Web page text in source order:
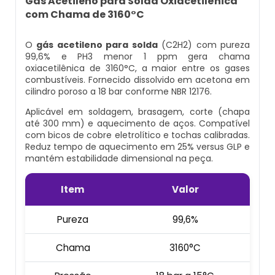
Equipamento Autônomo
Equipamento Autônomo De Proteção
Respiratória
Máscara Autônoma Com Cilindro De
Oxigenio
Equipamento De Respiração Autônoma
Preço
Cilindro De Oxigênio Com Máscara
Conjunto Autônomo De Ar
Respirador Autônomo Msa
Cilindro Para Gases Medicinais
Máscara Respiratória Com Ar Mandado
Aluguel Cilindro De Oxigênio Hospitalar
Ar Respirável Cilindro
Cilindro Ar Respirável
Cilindro De Ar Comprimido Hospitalar
Cilindro De Ar Comprimido Mergulho
Cilindro De Ar Respirável Comprar
Kit Ar Mandado
Respirador De Ar Mandado
Ar Mandado A Venda
Ar Mandado Onde Encontrar
Ar Mandado Preço
Ar Mandado Valor
Comprar Ar Mandado
com Chama de 3160°C
O gás acetileno para solda(C2H2) com pureza
99,6% e PH3 menor 1 ppm gera chama
oxiacetilênica de 3160°C, a maior entre os gases
combustíveis. Fornecido dissolvido em acetona em
cilindro poroso a 18 bar conforme NBR 12176.
Aplicável em soldagem, brasagem, corte (chapa
até 300 mm) e aquecimento de aços. Compatível
com bicos de cobre eletrolítico e tochas calibradas.
Reduz tempo de aquecimento em 25% versus GLP e
mantém estabilidade dimensional na peça.
Item Valor
Pureza 99,6%
Chama 3160°C